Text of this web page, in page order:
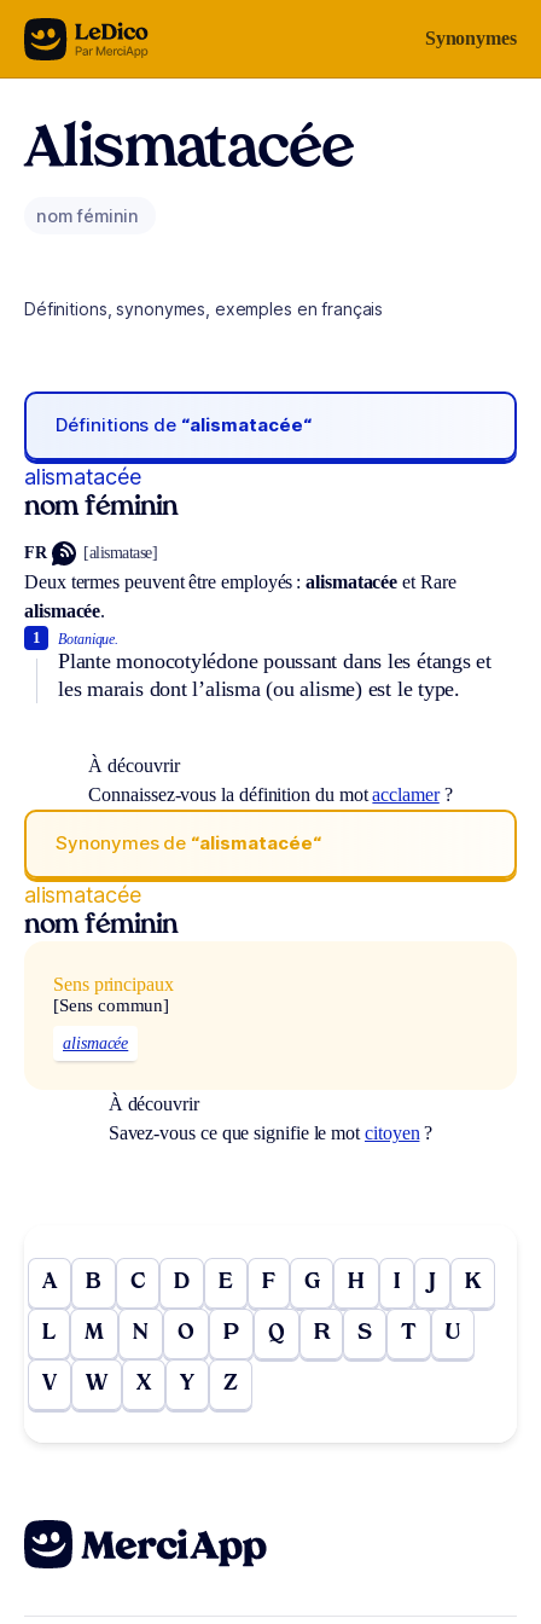
Aller au contenu Synonymes
Alismatacée
nom féminin
Définitions, synonymes, exemples en français
Définitions de “alismatacée“
alismatacée
nom féminin
FR [alismatase]
Deux termes peuvent être employés :alismatacée et Rare
alismacée.
Botanique.
Plante monocotylédone poussant dans les étangs et
les marais dont l’alisma (ou alisme) est le type.
1
À découvrir
Connaissez-vous la définition du motacclamer?
Synonymes de “alismatacée“
alismatacée
nom féminin
Sens principaux
[Sens commun]
alismacée
À découvrir
Savez-vous ce que signifie le mot citoyen ?
A B C D E F G H I J K
L M N O P Q R S T U
V W X Y Z